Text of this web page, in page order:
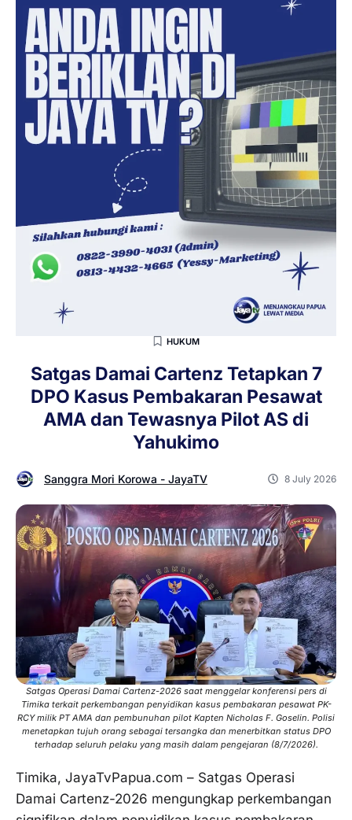
HUKUM
Satgas Damai Cartenz Tetapkan 7
DPO Kasus Pembakaran Pesawat
AMA dan Tewasnya Pilot AS di
Yahukimo
Sanggra Mori Korowa - JayaTV 8 July 2026
Satgas Operasi Damai Cartenz-2026 saat menggelar konferensi pers di
Timika terkait perkembangan penyidikan kasus pembakaran pesawat PK-
RCY milik PT AMA dan pembunuhan pilot Kapten Nicholas F. Goselin. Polisi
menetapkan tujuh orang sebagai tersangka dan menerbitkan status DPO
terhadap seluruh pelaku yang masih dalam pengejaran (8/7/2026).
Timika, JayaTvPapua.com – Satgas Operasi
Damai Cartenz-2026 mengungkap perkembangan